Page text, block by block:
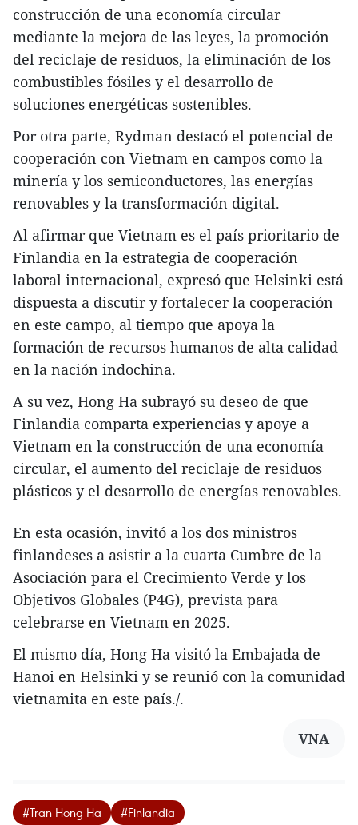
construcción de una economía circular
mediante la mejora de las leyes, la promoción
del reciclaje de residuos, la eliminación de los
combustibles fósiles y el desarrollo de
soluciones energéticas sostenibles.
Por otra parte, Rydman destacó el potencial de
cooperación con Vietnam en campos como la
minería y los semiconductores, las energías
renovables y la transformación digital.
Al afirmar que Vietnam es el país prioritario de
Finlandia en la estrategia de cooperación
laboral internacional, expresó que Helsinki está
dispuesta a discutir y fortalecer la cooperación
en este campo, al tiempo que apoya la
formación de recursos humanos de alta calidad
en la nación indochina.
A su vez, Hong Ha subrayó su deseo de que
Finlandia comparta experiencias y apoye a
Vietnam en la construcción de una economía
circular, el aumento del reciclaje de residuos
plásticos y el desarrollo de energías renovables.
En esta ocasión, invitó a los dos ministros
finlandeses a asistir a la cuarta Cumbre de la
Asociación para el Crecimiento Verde y los
Objetivos Globales (P4G), prevista para
celebrarse en Vietnam en 2025.
El mismo día, Hong Ha visitó la Embajada de
Hanoi en Helsinki y se reunió con la comunidad
vietnamita en este país./.
VNA
#Tran Hong Ha #Finlandia